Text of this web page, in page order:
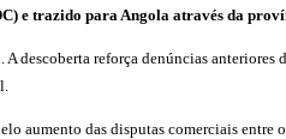
e trazido para Angola através da
descoberta reforça denúncias
aumento das disputas comerciais entre